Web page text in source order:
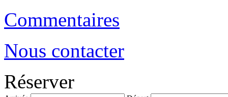
Commentaires
Nous contacter
Réserver